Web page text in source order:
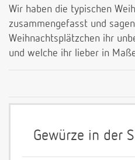
Wir haben die typischen
zusammengefasst und
Weihnachtsplätzchen ihr
und welche ihr lieber in
Gewürze in der